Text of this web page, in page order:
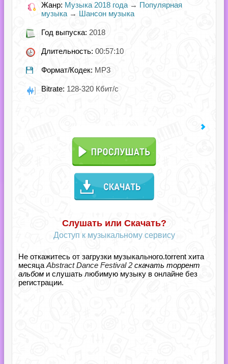
Жанр: Музыка 2018 года → Популярная
музыка → Шансон музыка
Год выпуска: 2018
Длительность: 00:57:10
Формат/Кодек: MP3
Bitrate: 128-320 Кбит/с
Слушать или Скачать?
Доступ к музыкальному сервису
Не откажитесь от загрузки музыкального.torrent хита
месяца Abstract Dance Festival 2 скачать торрент
альбом и слушать любимую музыку в онлайне без
регистрации.